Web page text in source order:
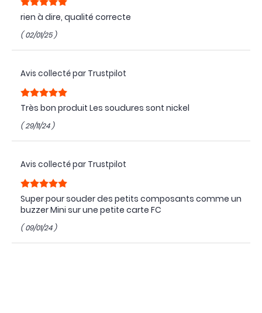
rien à dire, qualité correcte
( 02/01/25 )
Avis collecté par Trustpilot
Très bon produit Les soudures sont nickel
( 29/11/24 )
Avis collecté par Trustpilot
Super pour souder des petits composants comme un
buzzer Mini sur une petite carte FC
( 09/01/24 )